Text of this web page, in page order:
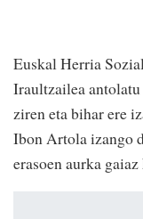
Euskal Herria
Iraultzailea
ziren eta bihar ere
Ibon Artola izango
erasoen aurka